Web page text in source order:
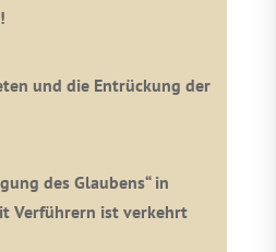
und die Entrückung der
des Glaubens“ in
Verführern ist verkehrt